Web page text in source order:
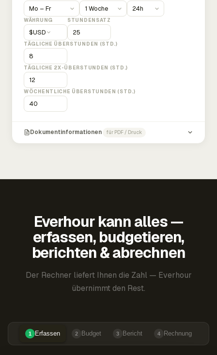
WÄHRUNG
$USD
STUNDENSATZ
TÄGLICHE ÜBERSTUNDEN (STD.)
TÄGLICHE 2X-ÜBERSTUNDEN (STD.)
WÖCHENTLICHE ÜBERSTUNDEN (STD.)
Dokumentinformationen für PDF / Druck
Everhour kann alles —
erfassen, budgetieren,
berichten & abrechnen
Der Rechner liefert Ihnen die Zahl — Everhour
übernimmt den Rest.
1 Erfassen 2 Budget 3 Bericht 4 Rechnung